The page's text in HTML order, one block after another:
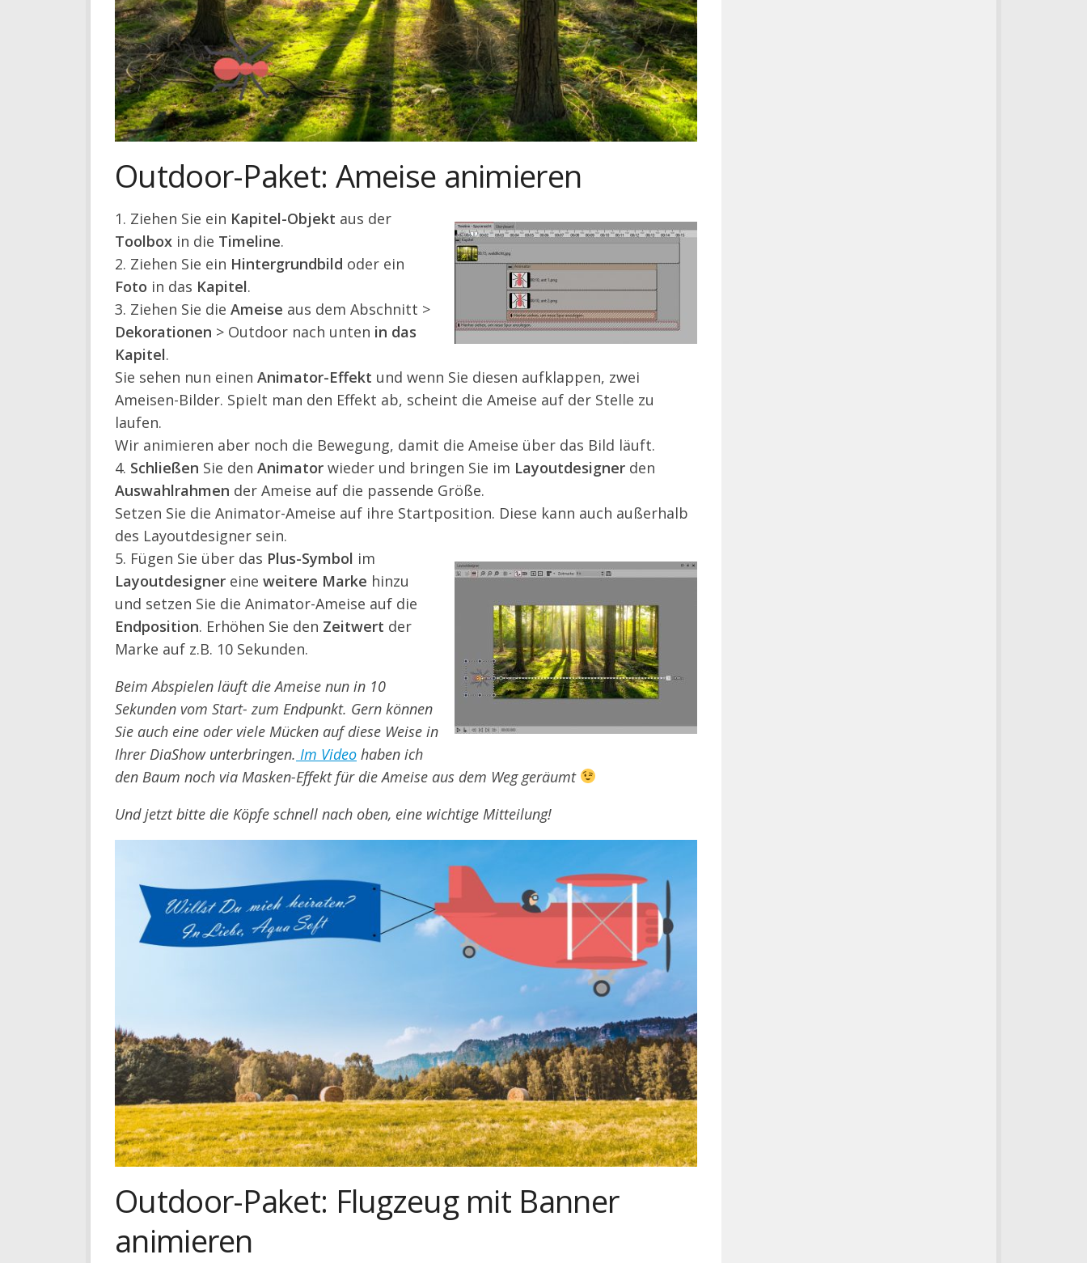
Outdoor-Paket: Ameise animieren
1. Ziehen Sie ein Kapitel-Objekt aus der
Toolbox in die Timeline.
2. Ziehen Sie ein Hintergrundbild oder ein
Foto in das Kapitel.
3. Ziehen Sie die Ameise aus dem Abschnitt >
Dekorationen > Outdoor nach unten in das
Kapitel.
Sie sehen nun einen Animator-Effekt und wenn Sie diesen aufklappen, zwei
Ameisen-Bilder. Spielt man den Effekt ab, scheint die Ameise auf der Stelle zu
laufen.
Wir animieren aber noch die Bewegung, damit die Ameise über das Bild läuft.
4. Schließen Sie den Animator wieder und bringen Sie im Layoutdesigner den
Auswahlrahmen der Ameise auf die passende Größe.
Setzen Sie die Animator-Ameise auf ihre Startposition. Diese kann auch außerhalb
des Layoutdesigner sein.
5. Fügen Sie über das Plus-Symbol im
Layoutdesigner eine weitere Marke hinzu
und setzen Sie die Animator-Ameise auf die
Endposition. Erhöhen Sie den Zeitwert der
Marke auf z.B. 10 Sekunden.
Beim Abspielen läuft die Ameise nun in 10
Sekunden vom Start- zum Endpunkt. Gern können
Sie auch eine oder viele Mücken auf diese Weise in
Ihrer DiaShow unterbringen. Im Video haben ich
den Baum noch via Masken-Effekt für die Ameise aus dem Weg geräumt
Und jetzt bitte die Köpfe schnell nach oben, eine wichtige Mitteilung!
Outdoor-Paket: Flugzeug mit Banner
animieren